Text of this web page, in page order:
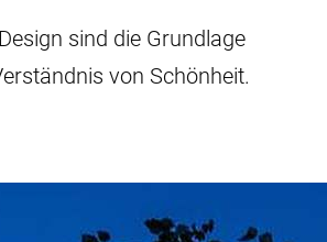
sind die Grundlage
von Schönheit.